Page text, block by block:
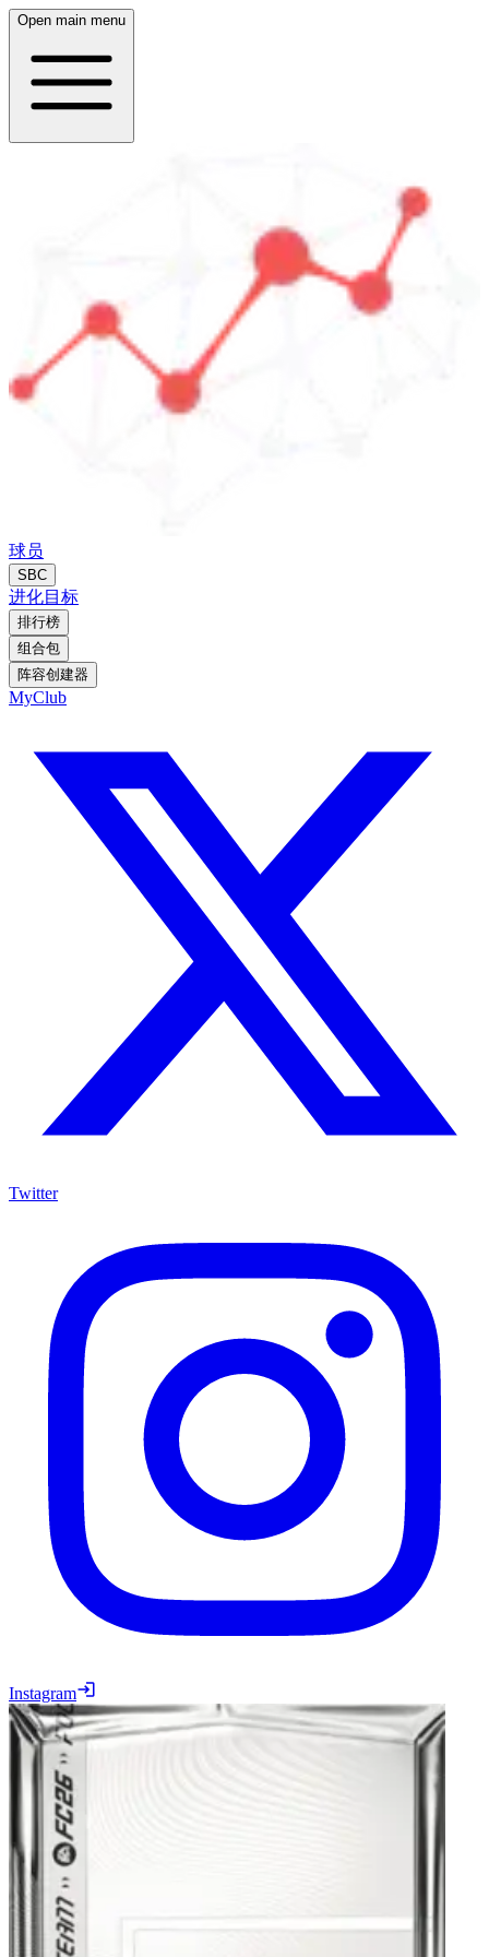
Open main menu
球员
SBC
进化目标
排行榜
组合包
阵容创建器
MyClub
Twitter
Instagram